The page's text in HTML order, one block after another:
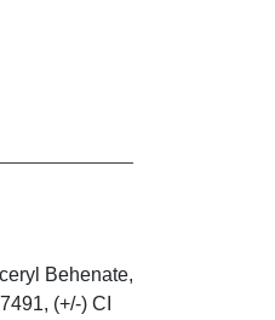
Behenate,
(+/-) CI